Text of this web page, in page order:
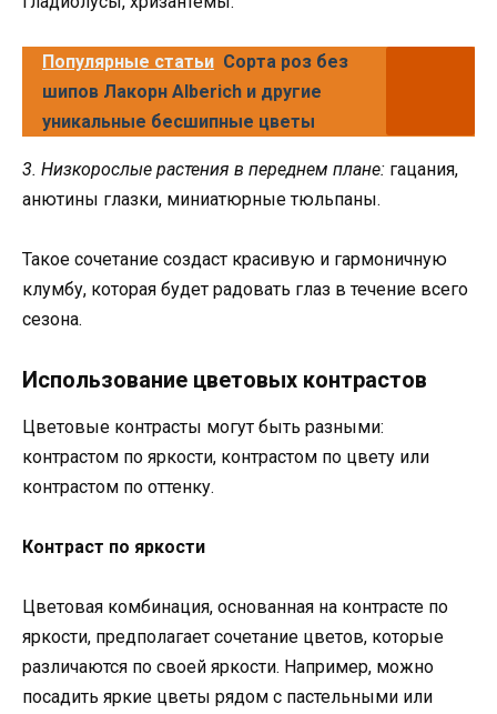
Популярные статьи Сорта роз без
шипов Лакорн Alberich и другие
уникальные бесшипные цветы
3. Низкорослые растения в переднем плане: гацания,
анютины глазки, миниатюрные тюльпаны.
Такое сочетание создаст красивую и гармоничную
клумбу, которая будет радовать глаз в течение всего
сезона.
Использование цветовых контрастов
Цветовые контрасты могут быть разными:
контрастом по яркости, контрастом по цвету или
контрастом по оттенку.
Контраст по яркости
Цветовая комбинация, основанная на контрасте по
яркости, предполагает сочетание цветов, которые
различаются по своей яркости. Например, можно
посадить яркие цветы рядом с пастельными или